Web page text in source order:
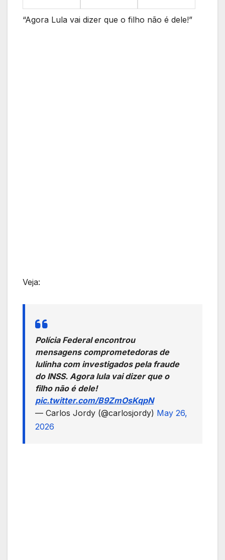
“Agora Lula vai dizer que o filho não é dele!”
Veja:
Polícia Federal encontrou
mensagens comprometedoras de
lulinha com investigados pela fraude
do INSS. Agora lula vai dizer que o
filho não é dele!
pic.twitter.com/B9ZmOsKqpN
— Carlos Jordy (@carlosjordy) May 26,
2026